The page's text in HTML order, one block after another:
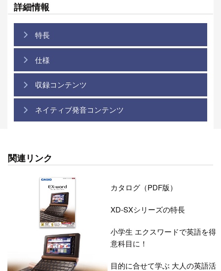
詳細情報
特長
仕様
収録コンテンツ
ネイティブ発音コンテンツ
関連リンク
カタログ（PDF版）
XD-SXシリーズの特長
小学生 エクスワードで英語を得
意科目に！
目的に合せて学ぶ 大人の英語活